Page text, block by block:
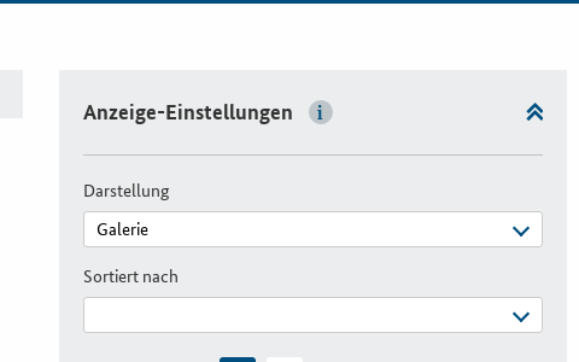
Anzeige-Einstellungen
Darstellung
Sortiert nach